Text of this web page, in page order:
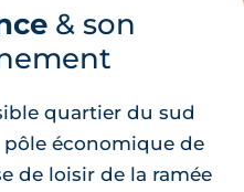
& son
quartier du sud
pôle économique de
de loisir de la ramée